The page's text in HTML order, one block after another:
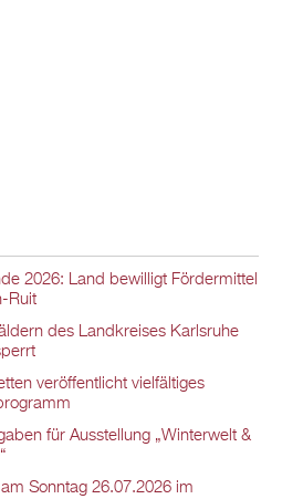
2026: Land bewilligt Fördermittel
Ruit
des Landkreises Karlsruhe
veröffentlicht vielfältiges
für Ausstellung „Winterwelt &
Sonntag 26.07.2026 im